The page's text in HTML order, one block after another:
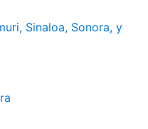
Sinaloa, Sonora, y